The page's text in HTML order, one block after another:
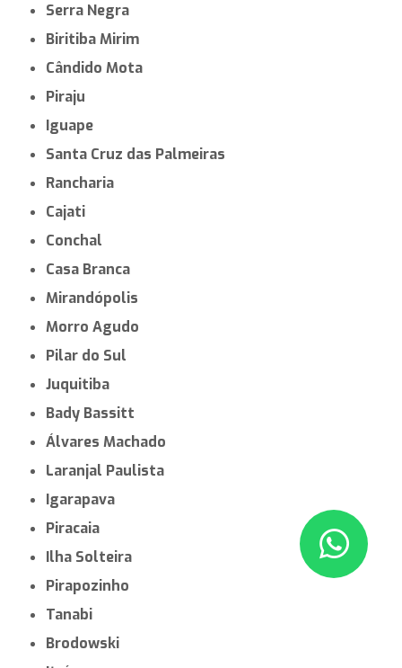
Serra Negra
Biritiba Mirim
Cândido Mota
Piraju
Iguape
Santa Cruz das Palmeiras
Rancharia
Cajati
Conchal
Casa Branca
Mirandópolis
Morro Agudo
Pilar do Sul
Juquitiba
Bady Bassitt
Álvares Machado
Laranjal Paulista
Igarapava
Piracaia
Ilha Solteira
Pirapozinho
Tanabi
Brodowski